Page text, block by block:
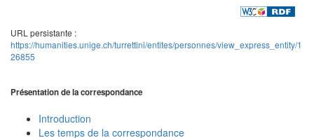
URL persistante :
https://humanities.unige.ch/turrettini/entites/personnes/view_express_entity/1
26855
Présentation de la correspondance
Introduction
Les temps de la correspondance